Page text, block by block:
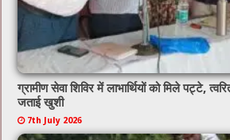
ग्रामीण सेवा शिविर में लाभार्थियों को मिले पट्टे,
जताई खुशी
7th July 2026